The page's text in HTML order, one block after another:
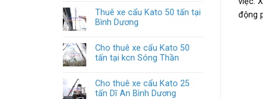
Thuê xe cẩu Kato 50 tấn tại
Bình Dương
Cho thuê xe cẩu Kato 50
tấn tại kcn Sóng Thần
Cho thuê xe cẩu Kato 25
tấn Dĩ An Bình Dương
động